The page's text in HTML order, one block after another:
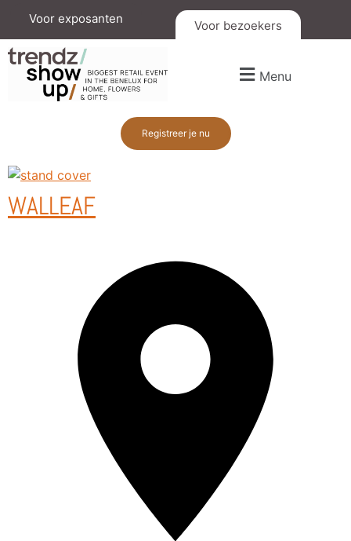
Voor exposanten Voor bezoekers
Menu
Registreer je nu
WALLEAF